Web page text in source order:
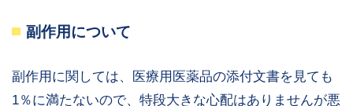
副作用について
副作用に関しては、医療用医薬品の添付文書を見ても
1％に満たないので、特段大きな心配はありませんが悪